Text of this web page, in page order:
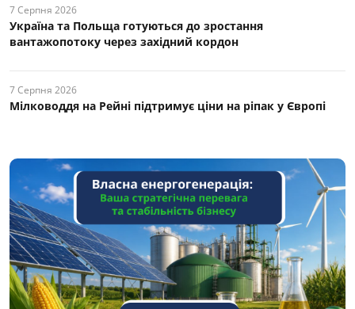
7 Серпня 2026
Україна та Польща готуються до зростання
вантажопотоку через західний кордон
7 Серпня 2026
Мілководдя на Рейні підтримує ціни на ріпак у Європі